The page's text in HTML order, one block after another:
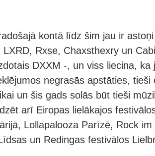
kontā līdz šim jau ir
LXRD, Rxse, Chaxsthexry un
DXXM -, un viss liecina, ka
negrasās apstāties, tieši
un šis gads solās būt tieši
arī Eiropas lielākajos
Lollapalooza Parīzē, Rock
un Redingas festivālos